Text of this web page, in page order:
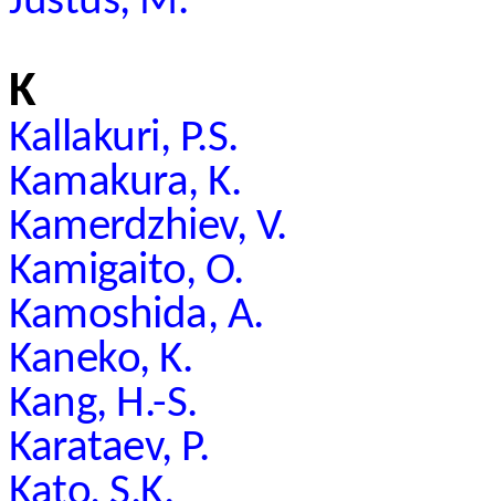
K
Kallakuri, P.S.
Kamakura, K.
Kamerdzhiev, V.
Kamigaito, O.
Kamoshida, A.
Kaneko, K.
Kang, H.-S.
Karataev, P.